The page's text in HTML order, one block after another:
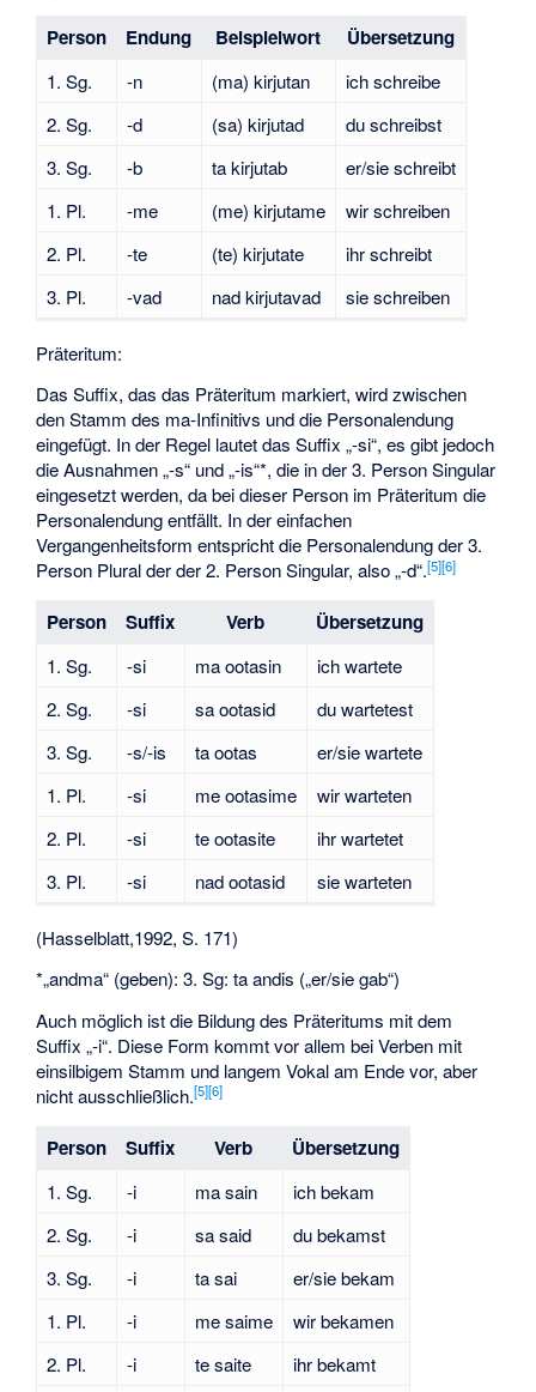
Person Endung Beispielwort Übersetzung
1. Sg. -n (ma) kirjutan
ich schreibe
2. Sg.
-d (sa) kirjutad
du schreibst
3. Sg.
-b ta kirjutab
er/sie schreibt
1. Pl.
-me (me) kirjutame
wir schreiben
2. Pl.
-te (te) kirjutate
ihr schreibt
3. Pl.
-vad nad kirjutavad sie schreiben
Präteritum:
Das Suffix, das das Präteritum markiert, wird zwischen
den Stamm des ma-Infinitivs und die Personalendung
eingefügt. In der Regel lautet das Suffix „-si“, es gibt jedoch
die Ausnahmen „-s“ und „-is“*, die in der 3. Person Singular
eingesetzt werden, da bei dieser Person im Präteritum die
Personalendung entfällt. In der einfachen
Vergangenheitsform entspricht die Personalendung der 3.
Person Plural der der 2. Person Singular, also „-d“.[5][6]
Person Suffix Verb Übersetzung
1. Sg. -si ma ootasin
ich wartete
2. Sg.
-si sa ootasid
du wartetest
3. Sg.
-s/-is ta ootas
er/sie wartete
1. Pl.
-si me ootasime
wir warteten
2. Pl.
-si te ootasite
ihr wartetet
3. Pl.
-si nad ootasid sie warteten
(Hasselblatt,1992, S. 171)
*„andma“ (geben): 3. Sg: ta andis („er/sie gab“)
Auch möglich ist die Bildung des Präteritums mit dem
Suffix „-i“. Diese Form kommt vor allem bei Verben mit
einsilbigem Stamm und langem Vokal am Ende vor, aber
nicht ausschließlich.[5][6]
Person Suffix Verb Übersetzung
1. Sg. -i ma sain
ich bekam
2. Sg.
-i sa said
du bekamst
3. Sg.
-i ta sai
er/sie bekam
1. Pl.
-i me saime
wir bekamen
2. Pl.
-i te saite
ihr bekamt